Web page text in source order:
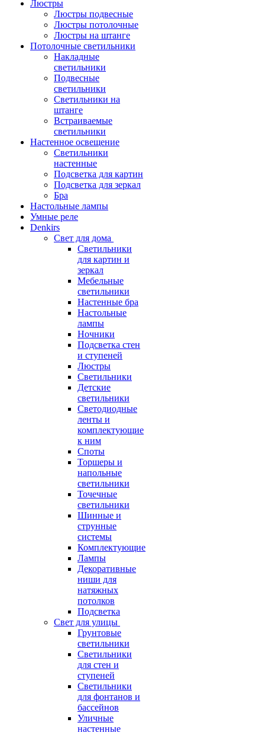
Люстры
Люстры подвесные
Люстры потолочные
Люстры на штанге
Потолочные светильники
Накладные
светильники
Подвесные
светильники
Светильники на
штанге
Встраиваемые
светильники
Настенное освещение
Светильники
настенные
Подсветка для картин
Подсветка для зеркал
Бра
Настольные лампы
Умные реле
Denkirs
Свет для дома
Светильники
для картин и
зеркал
Мебельные
светильники
Настенные бра
Настольные
лампы
Ночники
Подсветка стен
и ступеней
Люстры
Светильники
Детские
светильники
Светодиодные
ленты и
комплектующие
к ним
Споты
Торшеры и
напольные
светильники
Точечные
светильники
Шинные и
струнные
системы
Комплектующие
Лампы
Декоративные
ниши для
натяжных
потолков
Подсветка
Свет для улицы
Грунтовые
светильники
Светильники
для стен и
ступеней
Светильники
для фонтанов и
бассейнов
Уличные
настенные